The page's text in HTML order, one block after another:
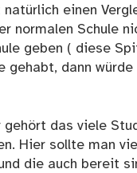
einen
Schule
geben ( diese
gehabt, dann
das viele
Hier sollte man
die auch bereit